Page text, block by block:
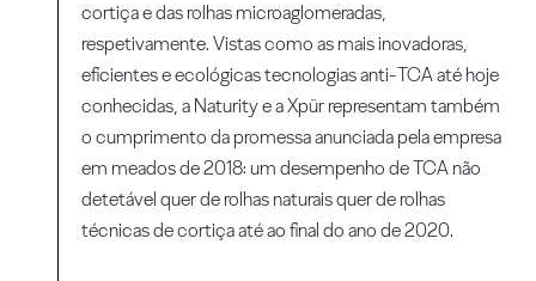
cortiça e das rolhas microaglomeradas,
respetivamente. Vistas como as mais inovadoras,
eficientes e ecológicas tecnologias anti-TCA até hoje
conhecidas, a Naturity e a Xpür representam também
o cumprimento da promessa anunciada pela empresa
em meados de 2018: um desempenho de TCA não
detetável quer de rolhas naturais quer de rolhas
técnicas de cortiça até ao final do ano de 2020.